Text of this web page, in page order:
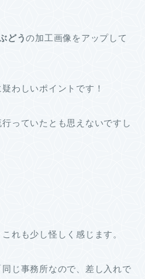
どうの加工画像をアップして
わしいポイントです！
っていたとも思えないですし
れも少し怪しく感じます。
じ事務所なので、差し入れで